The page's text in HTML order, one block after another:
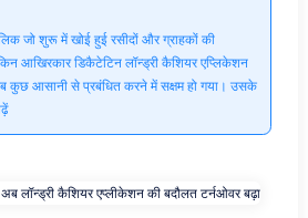
जो शुरू में खोई हुई रसीदों और ग्राहकों की
आखिरकार डिकैटेटिन लॉन्ड्री कैशियर एप्लिकेशन
कुछ आसानी से प्रबंधित करने में सक्षम हो गया। उसके